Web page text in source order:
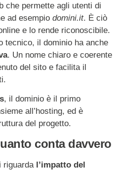
che permette agli utenti di
ad esempio domini.it. È ciò
e lo rende riconoscibile.
tecnico, il dominio ha anche
. Un nome chiaro e coerente
del sito e facilita il
, il dominio è il primo
all’hosting, ed è
del progetto.
conta davvero
riguarda l’impatto del